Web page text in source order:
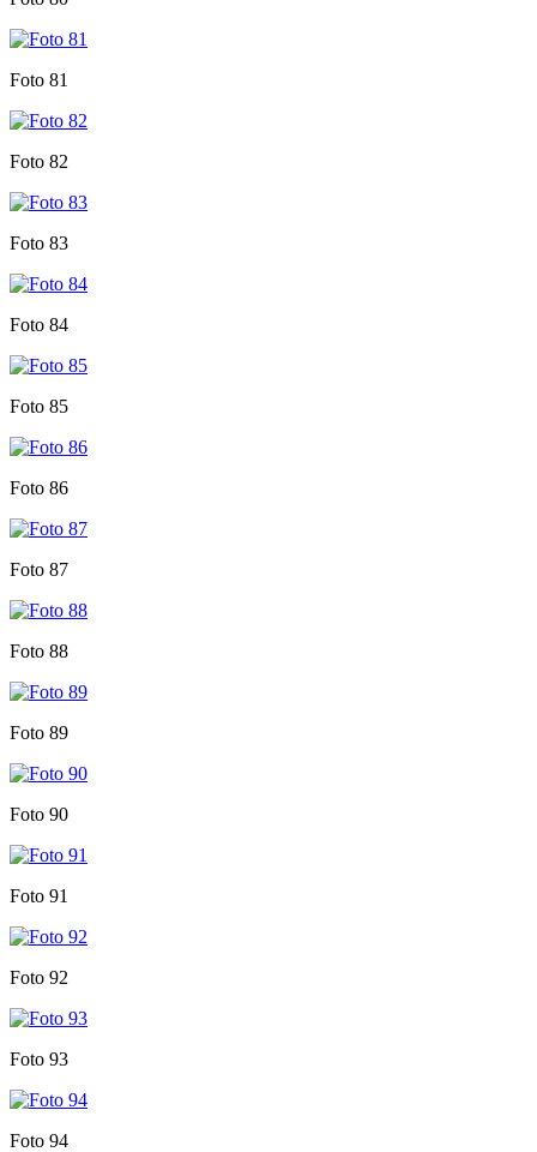
Foto 81
Foto 82
Foto 83
Foto 84
Foto 85
Foto 86
Foto 87
Foto 88
Foto 89
Foto 90
Foto 91
Foto 92
Foto 93
Foto 94